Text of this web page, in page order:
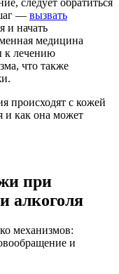
— вызвать
и начать
медицина
к лечению
что также
происходят с кожей
и как она может
при
алкоголя
механизмов:
и